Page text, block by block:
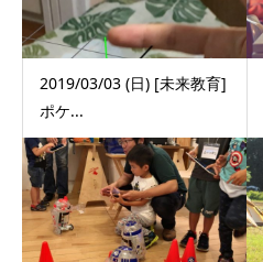
2019/03/03 (日) [未来教育]
ポケ...